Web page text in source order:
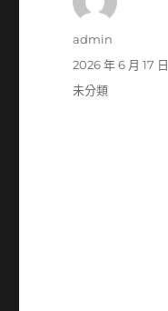
作
admin
發
佈
2026 年 6 月 17 日
分
未分類